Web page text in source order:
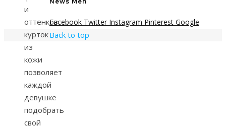
и
оттенков
курток
из
кожи
позволяет
каждой
девушке
подобрать
свой
Facebook Twitter Instagram Pinterest Google
Back to top